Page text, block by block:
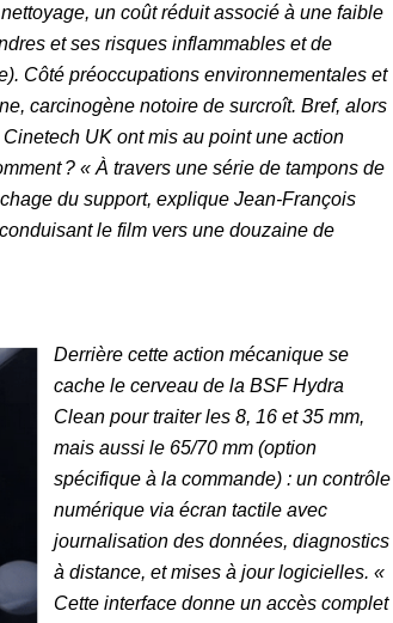
un coût réduit associé à une faible
et ses risques inflammables et de
Côté préoccupations environnementales et
carcinogène notoire de surcroît. Bref, alors
UK ont mis au point une action
? « À travers une série de tampons de
du support, explique Jean-François
le film vers une douzaine de
Derrière cette action mécanique se
cache le cerveau de la BSF Hydra
Clean pour traiter les 8, 16 et 35 mm,
mais aussi le 65/70 mm (option
spécifique à la commande) : un contrôle
numérique via écran tactile avec
journalisation des données, diagnostics
à distance, et mises à jour logicielles. «
Cette interface donne un accès complet